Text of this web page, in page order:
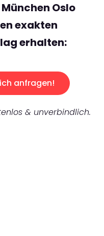
Oslo
exakten
erhalten:
anfragen!
& unverbindlich.